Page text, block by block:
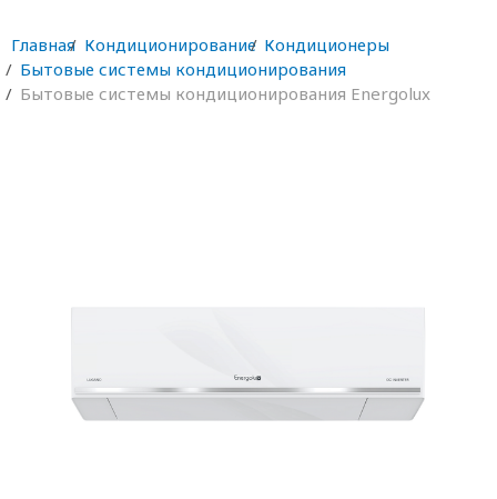
Главная Кондиционирование Кондиционеры
Бытовые системы кондиционирования
Бытовые системы кондиционирования Energolux